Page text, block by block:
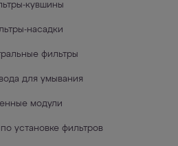
кувшины
насадки
фильтры
для умывания
модули
установке фильтров